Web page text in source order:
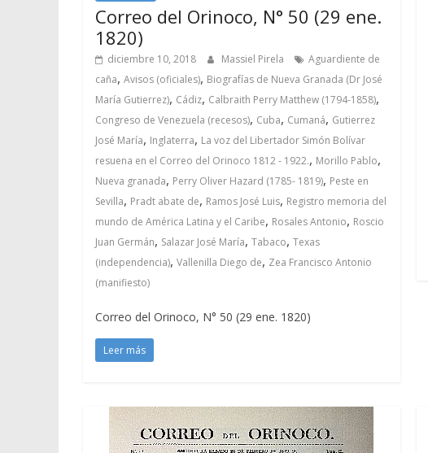
Correo del Orinoco, N° 50 (29 ene.
1820)
diciembre 10, 2018 Massiel Pirela
Aguardiente de
caña, Avisos (oficiales), Biografías de Nueva Granada (Dr José
María Gutierrez), Cádiz, Calbraith Perry Matthew (1794-1858),
Congreso de Venezuela (recesos), Cuba, Cumaná, Gutierrez
José María, Inglaterra, La voz del Libertador Simón Bolívar
resuena en el Correo del Orinoco 1812 - 1922., Morillo Pablo,
Nueva granada, Perry Oliver Hazard (1785- 1819), Peste en
Sevilla, Pradt abate de, Ramos José Luis, Registro memoria del
mundo de América Latina y el Caribe, Rosales Antonio, Roscio
Juan Germán, Salazar José María, Tabaco, Texas
(independencia), Vallenilla Diego de, Zea Francisco Antonio
(manifiesto)
Correo del Orinoco, N° 50 (29 ene. 1820)
Leer más